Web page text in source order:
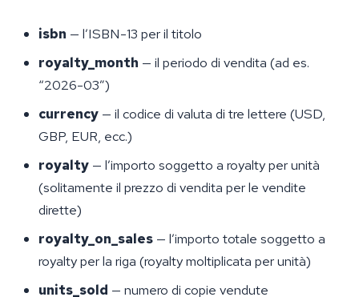
isbn — l’ISBN-13 per il titolo
royalty_month — il periodo di vendita (ad es.
“2026-03”)
currency — il codice di valuta di tre lettere (USD,
GBP, EUR, ecc.)
royalty — l’importo soggetto a royalty per unità
(solitamente il prezzo di vendita per le vendite
dirette)
royalty_on_sales — l’importo totale soggetto a
royalty per la riga (royalty moltiplicata per unità)
units_sold — numero di copie vendute